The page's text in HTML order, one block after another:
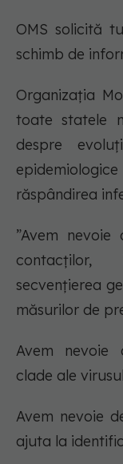
OMS solicită
schimb de
Organizația
toate statele
despre
răspândirea
”Avem
contacților,
secvențierea
măsurilor de
Avem nevoie
clade ale
Avem nevoie
ajuta la